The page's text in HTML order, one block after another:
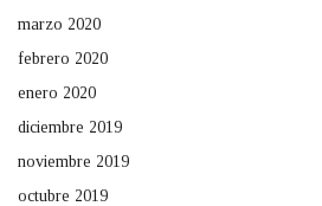
marzo 2020
febrero 2020
enero 2020
diciembre 2019
noviembre 2019
octubre 2019